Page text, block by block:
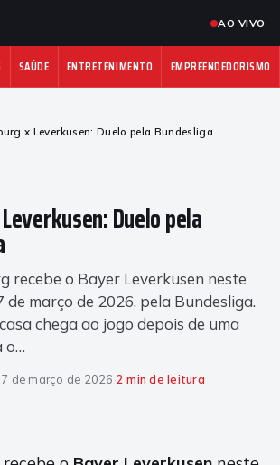
AO VIVO
SAÚDE ENTRETENIMENTO EMPREENDEDORISMO
x Leverkusen: Duelo pela Bundesliga
Duelo pela
recebe o Bayer Leverkusen neste
de março de 2026, pela Bundesliga.
chega ao jogo depois de uma
o…
de março de 2026·2 min de leitura